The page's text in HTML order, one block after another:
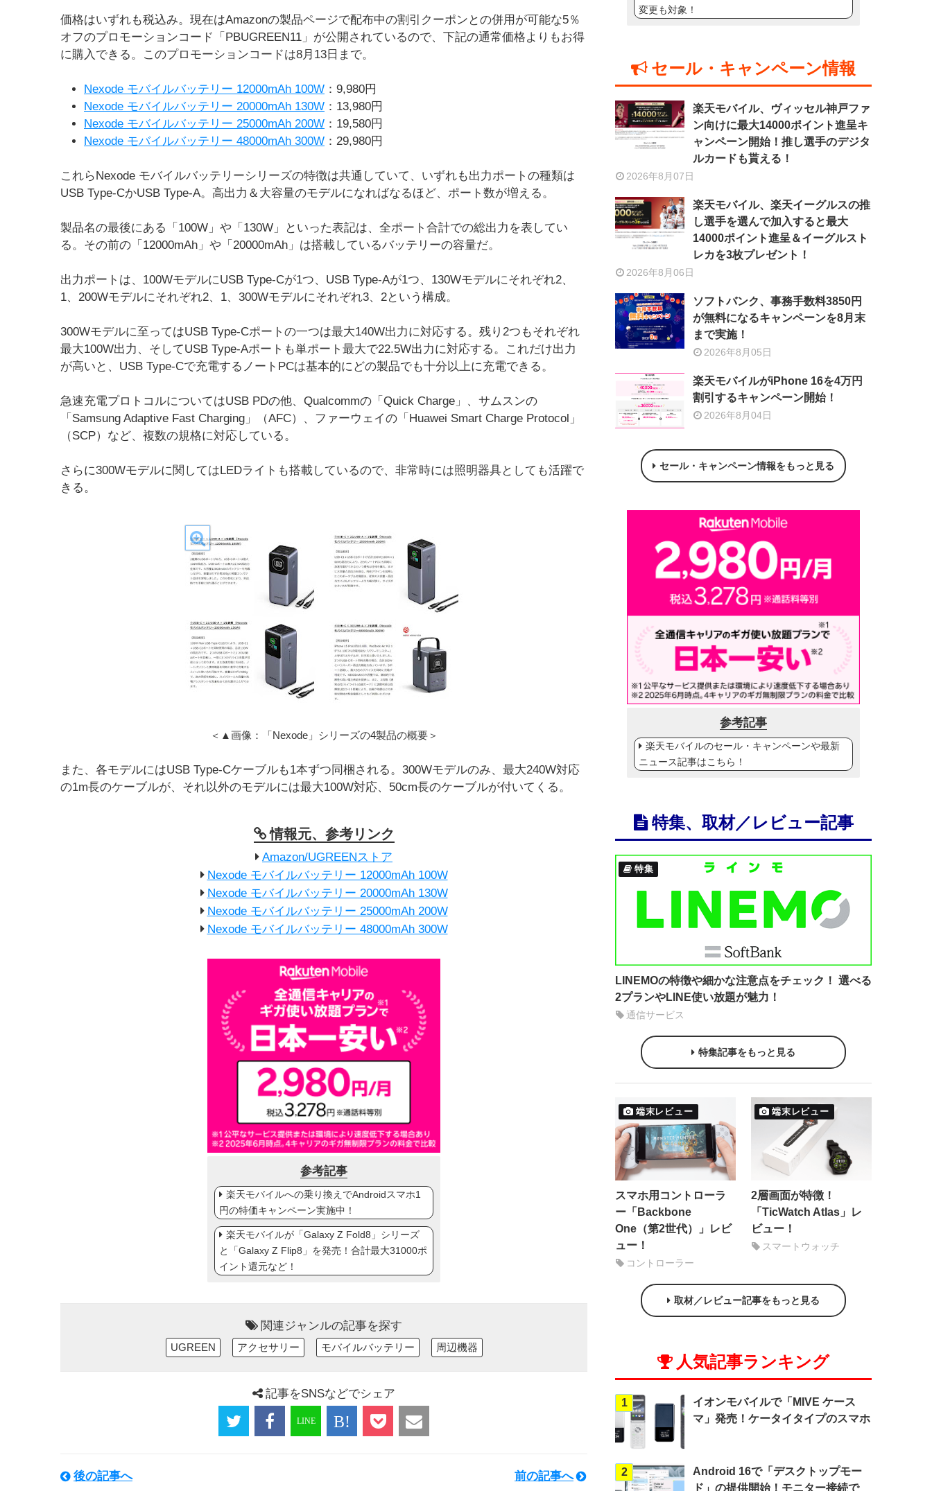
価格はいずれも税込み。現在はAmazonの製品ページで配布中の割引クーポンとの併用が可能な5％
オフのプロモーションコード「PBUGREEN11」が公開されているので、下記の通常価格よりもお得
に購入できる。このプロモーションコードは8月13日まで。
Nexode モバイルバッテリー 12000mAh 100W ：9,980円
Nexode モバイルバッテリー 20000mAh 130W ：13,980円
Nexode モバイルバッテリー 25000mAh 200W ：19,580円
Nexode モバイルバッテリー 48000mAh 300W ：29,980円
これらNexode モバイルバッテリーシリーズの特徴は共通していて、いずれも出力ポートの種類は
USB Type-CかUSB Type-A。高出力＆大容量のモデルになればなるほど、ポート数が増える。
製品名の最後にある「100W」や「130W」といった表記は、全ポート合計での総出力を表してい
る。その前の「12000mAh」や「20000mAh」は搭載しているバッテリーの容量だ。
出力ポートは、100WモデルにUSB Type-Cが1つ、USB Type-Aが1つ、130Wモデルにそれぞれ2、
1、200Wモデルにそれぞれ2、1、300Wモデルにそれぞれ3、2という構成。
300Wモデルに至ってはUSB Type-Cポートの一つは最大140W出力に対応する。残り2つもそれぞれ
最大100W出力、そしてUSB Type-Aポートも単ポート最大で22.5W出力に対応する。これだけ出力
が高いと、USB Type-Cで充電するノートPCは基本的にどの製品でも十分以上に充電できる。
急速充電プロトコルについてはUSB PDの他、Qualcommの「Quick Charge」、サムスンの
「Samsung Adaptive Fast Charging」（AFC）、ファーウェイの「Huawei Smart Charge Protocol」
（SCP）など、複数の規格に対応している。
さらに300Wモデルに関してはLEDライトも搭載しているので、非常時には照明器具としても活躍で
きる。
＜▲画像：「Nexode」シリーズの4製品の概要＞
また、各モデルにはUSB Type-Cケーブルも1本ずつ同梱される。300Wモデルのみ、最大240W対応
の1m長のケーブルが、それ以外のモデルには最大100W対応、50cm長のケーブルが付いてくる。
情報元、参考リンク
Amazon/UGREENストア
Nexode モバイルバッテリー 12000mAh 100W
Nexode モバイルバッテリー 20000mAh 130W
Nexode モバイルバッテリー 25000mAh 200W
Nexode モバイルバッテリー 48000mAh 300W
参考記事
楽天モバイルへの乗り換えでAndroidスマホ1
円の特価キャンペーン実施中！
楽天モバイルが「Galaxy Z Fold8」シリーズ
と「Galaxy Z Flip8」を発売！合計最大31000ポ
イント還元など！
関連ジャンルの記事を探す
UGREEN アクセサリー モバイルバッテリー 周辺機器
記事をSNSなどでシェア
後の記事へ 前の記事へ
変更も対象！
セール・キャンペーン情報
楽天モバイル、ヴィッセル神戸ファ
ン向けに最大14000ポイント進呈キ
ャンペーン開始！推し選手のデジタ
ルカードも貰える！
2026年8月07日
楽天モバイル、楽天イーグルスの推
し選手を選んで加入すると最大
14000ポイント進呈＆イーグルスト
レカを3枚プレゼント！
2026年8月06日
ソフトバンク、事務手数料3850円
が無料になるキャンペーンを8月末
まで実施！
2026年8月05日
楽天モバイルがiPhone 16を4万円
割引するキャンペーン開始！
2026年8月04日
セール・キャンペーン情報をもっと見る
参考記事
楽天モバイルのセール・キャンペーンや最新
ニュース記事はこちら！
特集、取材／レビュー記事
特集
LINEMOの特徴や細かな注意点をチェック！ 選べる
2プランやLINE使い放題が魅力！
通信サービス
特集記事をもっと見る
端末レビュー
スマホ用コントローラ
ー「Backbone
One（第2世代）」レビ
ュー！
コントローラー
端末レビュー
2層画面が特徴！
「TicWatch Atlas」レ
ビュー！
スマートウォッチ
取材／レビュー記事をもっと見る
人気記事ランキング
1
イオンモバイルで「MIVE ケース
マ」発売！ケータイタイプのスマホ
2
Android 16で「デスクトップモー
ド」の提供開始！モニター接続で